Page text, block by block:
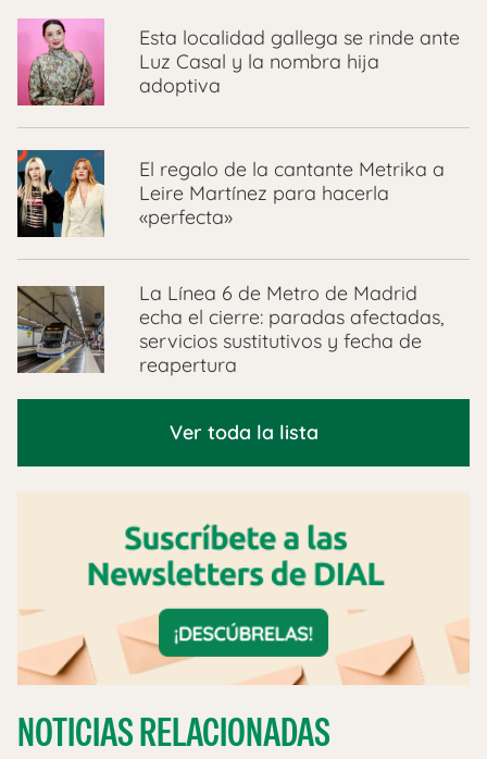
Esta localidad gallega se rinde ante
Luz Casal y la nombra hija
adoptiva
El regalo de la cantante Metrika a
Leire Martínez para hacerla
«perfecta»
La Línea 6 de Metro de Madrid
echa el cierre: paradas afectadas,
servicios sustitutivos y fecha de
reapertura
Ver toda la lista
NOTICIAS RELACIONADAS